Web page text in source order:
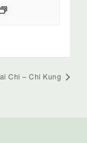
Chi – Chi Kung